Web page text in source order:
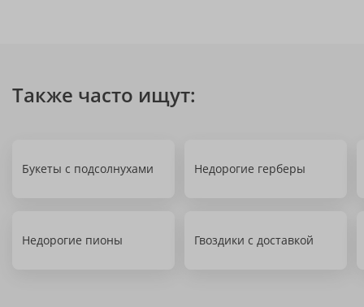
Также часто ищут:
Букеты с подсолнухами Недорогие герберы
Недорогие пионы Гвоздики с доставкой